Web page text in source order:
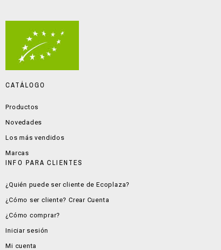
CATÁLOGO
Productos
Novedades
Los más vendidos
Marcas
INFO PARA CLIENTES
¿Quién puede ser cliente de Ecoplaza?
¿Cómo ser cliente? Crear Cuenta
¿Cómo comprar?
Iniciar sesión
Mi cuenta